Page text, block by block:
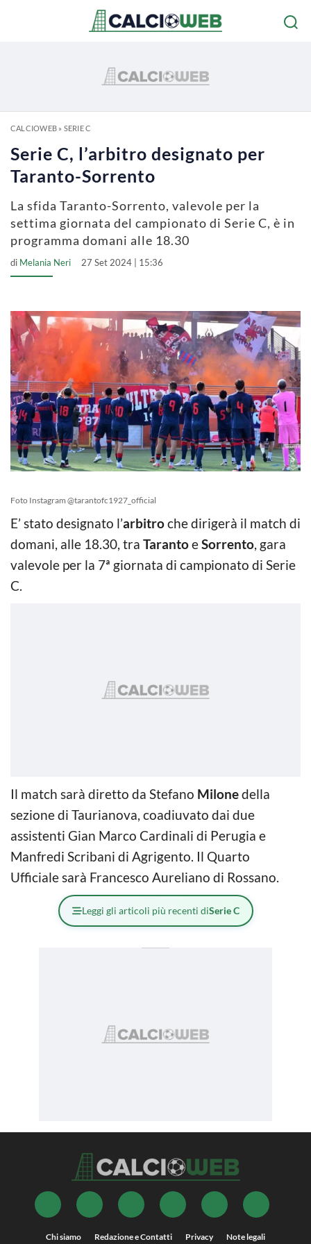
CALCIOWEB» SERIE C
Serie C, l’arbitro designato per
Taranto-Sorrento
La sfida Taranto-Sorrento, valevole per la
settima giornata del campionato di Serie C, è in
programma domani alle 18.30
di Melania Neri 27 Set 2024 | 15:36
Foto Instagram @tarantofc1927_official
E’ stato designato l’arbitroche dirigerà il match di
domani, alle 18.30, tra TarantoeSorrento, gara
valevole per la 7ª giornata di campionato di Serie
C.
Il match sarà diretto da Stefano Milonedella
sezione di Taurianova, coadiuvato dai due
assistenti Gian Marco Cardinali di Perugia e
Manfredi Scribani di Agrigento. Il Quarto
Ufficiale sarà Francesco Aureliano di Rossano.
Leggi gli articoli più recenti diSerie C
Chi siamo Redazione e Contatti Privacy Note legali